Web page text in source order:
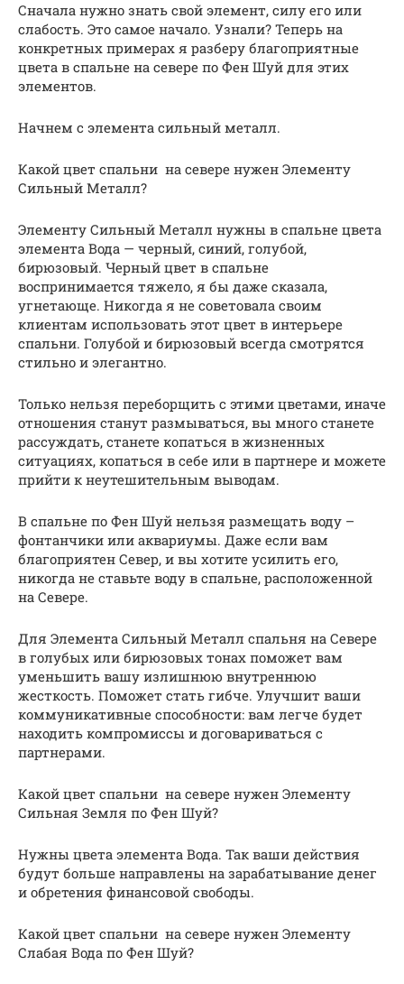
Сначала нужно знать свой элемент, силу его или
слабость. Это самое начало. Узнали? Теперь на
конкретных примерах я разберу благоприятные
цвета в спальне на севере по Фен Шуй для этих
элементов.
Начнем с элемента сильный металл.
Какой цвет спальни на севере нужен Элементу
Сильный Металл?
Элементу Сильный Металл нужны в спальне цвета
элемента Вода — черный, синий, голубой,
бирюзовый. Черный цвет в спальне
воспринимается тяжело, я бы даже сказала,
угнетающе. Никогда я не советовала своим
клиентам использовать этот цвет в интерьере
спальни. Голубой и бирюзовый всегда смотрятся
стильно и элегантно.
Только нельзя переборщить с этими цветами, иначе
отношения станут размываться, вы много станете
рассуждать, станете копаться в жизненных
ситуациях, копаться в себе или в партнере и можете
прийти к неутешительным выводам.
В спальне по Фен Шуй нельзя размещать воду –
фонтанчики или аквариумы. Даже если вам
благоприятен Север, и вы хотите усилить его,
никогда не ставьте воду в спальне, расположенной
на Севере.
Для Элемента Сильный Металл спальня на Севере
в голубых или бирюзовых тонах поможет вам
уменьшить вашу излишнюю внутреннюю
жесткость. Поможет стать гибче. Улучшит ваши
коммуникативные способности: вам легче будет
находить компромиссы и договариваться с
партнерами.
Какой цвет спальни на севере нужен Элементу
Сильная Земля по Фен Шуй?
Нужны цвета элемента Вода. Так ваши действия
будут больше направлены на зарабатывание денег
и обретения финансовой свободы.
Какой цвет спальни на севере нужен Элементу
Слабая Вода по Фен Шуй?